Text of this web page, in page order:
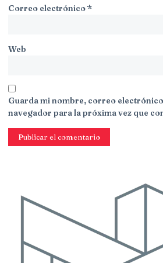
Correo electrónico*
Web
Guarda mi nombre, correo electrónico
navegador para la próxima vez que